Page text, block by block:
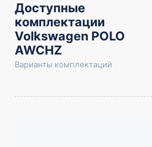
Доступные
комплектации
Volkswagen POLO
AWCHZ
Варианты комплектаций